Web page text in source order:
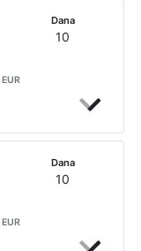
Dana
10
EUR
Dana
10
EUR